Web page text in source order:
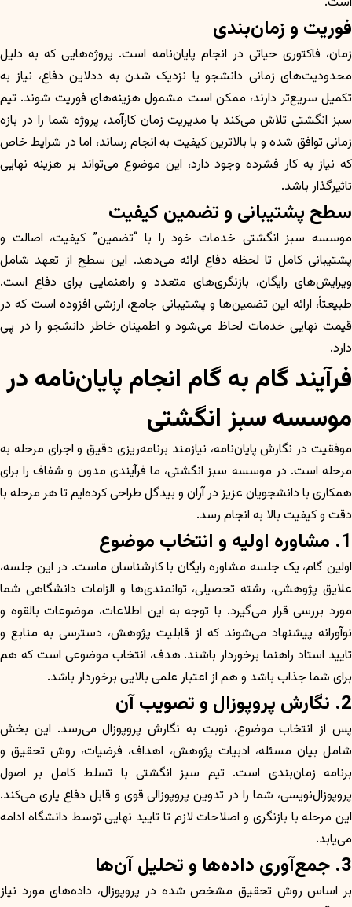
فوریت و زمان‌بندی
زمان، فاکتوری حیاتی در انجام پایان‌نامه است. پروژه‌هایی که به دلیل
محدودیت‌های زمانی دانشجو یا نزدیک شدن به ددلاین دفاع، نیاز به
تکمیل سریع‌تر دارند، ممکن است مشمول هزینه‌های فوریت شوند. تیم
سبز انگشتی تلاش می‌کند با مدیریت زمان کارآمد، پروژه شما را در بازه
زمانی توافق شده و با بالاترین کیفیت به انجام رساند، اما در شرایط خاص
که نیاز به کار فشرده وجود دارد، این موضوع می‌تواند بر هزینه نهایی
تاثیرگذار باشد.
سطح پشتیبانی و تضمین کیفیت
موسسه سبز انگشتی خدمات خود را با “تضمین” کیفیت، اصالت و
پشتیبانی کامل تا لحظه دفاع ارائه می‌دهد. این سطح از تعهد شامل
ویرایش‌های رایگان، بازنگری‌های متعدد و راهنمایی برای دفاع است.
طبیعتاً، ارائه این تضمین‌ها و پشتیبانی جامع، ارزشی افزوده است که در
قیمت نهایی خدمات لحاظ می‌شود و اطمینان خاطر دانشجو را در پی
دارد.
فرآیند گام به گام انجام پایان‌نامه در
موسسه سبز انگشتی
موفقیت در نگارش پایان‌نامه، نیازمند برنامه‌ریزی دقیق و اجرای مرحله به
مرحله است. در موسسه سبز انگشتی، ما فرآیندی مدون و شفاف را برای
همکاری با دانشجویان عزیز در آران و بیدگل طراحی کرده‌ایم تا هر مرحله با
دقت و کیفیت بالا به انجام رسد.
1. مشاوره اولیه و انتخاب موضوع
اولین گام، یک جلسه مشاوره رایگان با کارشناسان ماست. در این جلسه،
علایق پژوهشی، رشته تحصیلی، توانمندی‌ها و الزامات دانشگاهی شما
مورد بررسی قرار می‌گیرد. با توجه به این اطلاعات، موضوعات بالقوه و
نوآورانه پیشنهاد می‌شوند که از قابلیت پژوهش، دسترسی به منابع و
تایید استاد راهنما برخوردار باشند. هدف، انتخاب موضوعی است که هم
برای شما جذاب باشد و هم از اعتبار علمی بالایی برخوردار باشد.
2. نگارش پروپوزال و تصویب آن
پس از انتخاب موضوع، نوبت به نگارش پروپوزال می‌رسد. این بخش
شامل بیان مسئله، ادبیات پژوهش، اهداف، فرضیات، روش تحقیق و
برنامه زمان‌بندی است. تیم سبز انگشتی با تسلط کامل بر اصول
پروپوزال‌نویسی، شما را در تدوین پروپوزالی قوی و قابل دفاع یاری می‌کند.
این مرحله با بازنگری و اصلاحات لازم تا تایید نهایی توسط دانشگاه ادامه
می‌یابد.
3. جمع‌آوری داده‌ها و تحلیل آن‌ها
بر اساس روش تحقیق مشخص شده در پروپوزال، داده‌های مورد نیاز